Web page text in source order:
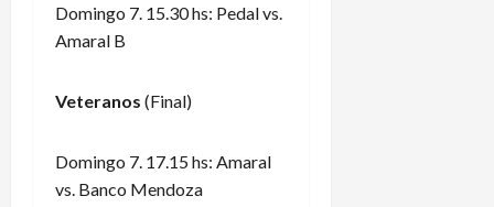
Domingo 7. 15.30 hs: Pedal vs.
Amaral B
Veteranos (Final)
Domingo 7. 17.15 hs: Amaral
vs. Banco Mendoza